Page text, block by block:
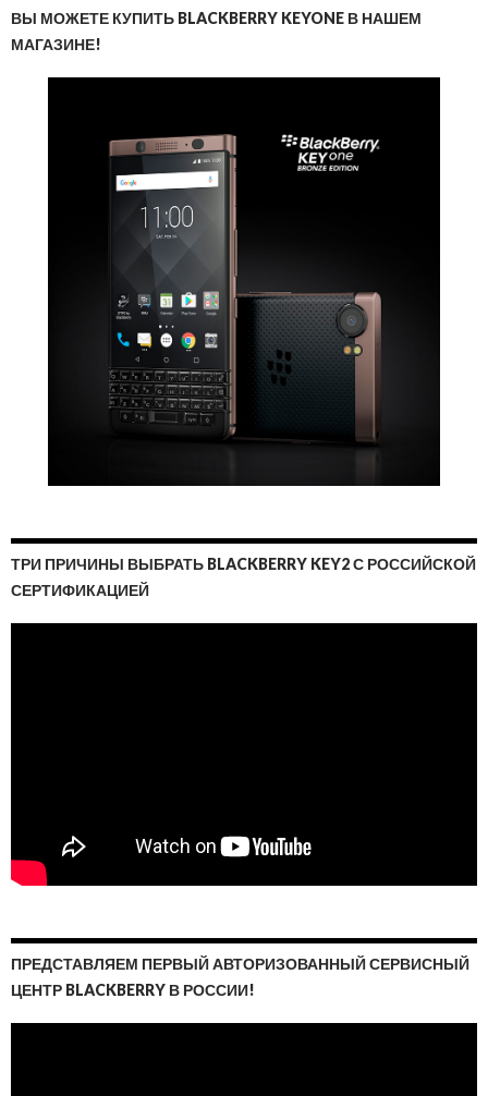
ВЫ МОЖЕТЕ КУПИТЬ BLACKBERRY KEYONE В НАШЕМ
МАГАЗИНЕ!
ТРИ ПРИЧИНЫ ВЫБРАТЬ BLACKBERRY KEY2 С РОССИЙСКОЙ
СЕРТИФИКАЦИЕЙ
ПРЕДСТАВЛЯЕМ ПЕРВЫЙ АВТОРИЗОВАННЫЙ СЕРВИСНЫЙ
ЦЕНТР BLACKBERRY В РОССИИ!